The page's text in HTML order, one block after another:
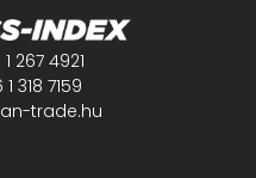
267 4921
318 7159
trade.hu